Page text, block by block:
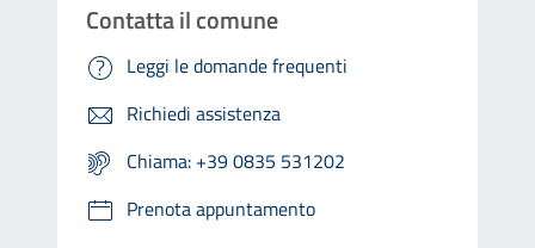
Contatta il comune
Leggi le domande frequenti
Richiedi assistenza
Chiama: +39 0835 531202
Prenota appuntamento